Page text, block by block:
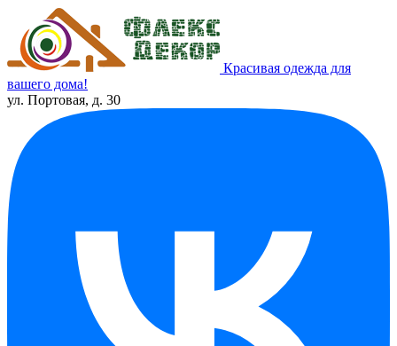
Красивая одежда для
вашего дома!
ул. Портовая, д. 30